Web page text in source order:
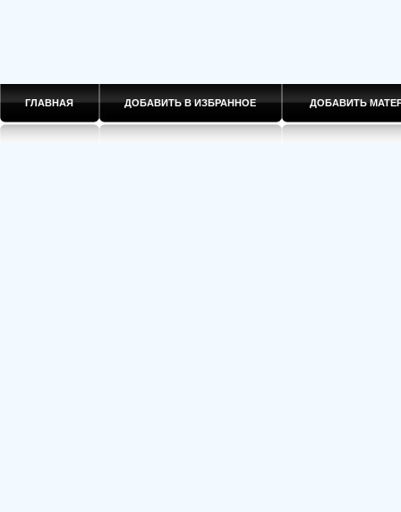
ГЛАВНАЯ ДОБАВИТЬ В ИЗБРАННОЕ ДОБАВИТЬ